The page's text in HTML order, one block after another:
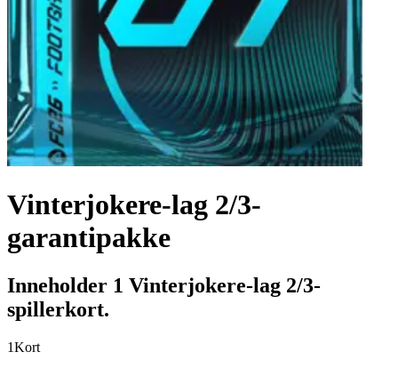
Vinterjokere-lag 2/3-
garantipakke
Inneholder 1 Vinterjokere-lag 2/3-
spillerkort.
1Kort